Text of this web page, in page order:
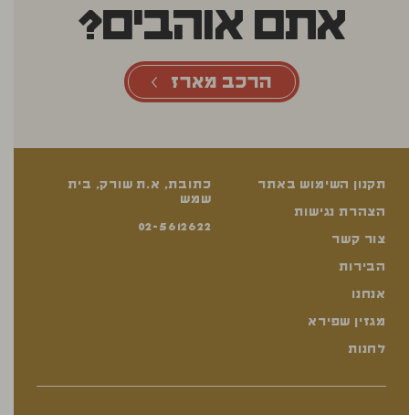
אתם אוהבים?
הרכב מארז
תקנון השימוש באתר
הצהרת נגישות
צור קשר
כתובת, א.ת שורק, בית
שמש
02-5612622
הבירות
אנחנו
מגזין שפירא
לחנות